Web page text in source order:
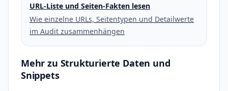
URL-Liste und Seiten-Fakten lesen
Wie einzelne URLs, Seitentypen und Detailwerte
im Audit zusammenhängen
Mehr zu Strukturierte Daten und
Snippets